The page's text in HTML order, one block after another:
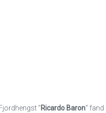
"Ricardo Baron“